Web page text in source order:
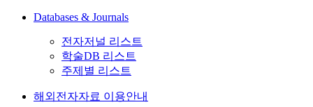
Databases & Journals
전자저널 리스트
학술DB 리스트
주제별 리스트
해외전자자료 이용안내